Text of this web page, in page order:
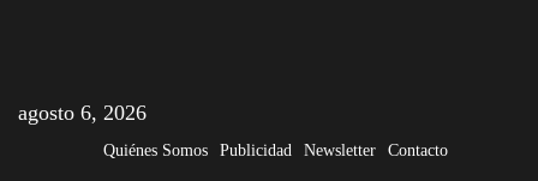
agosto 6, 2026
Quiénes Somos Publicidad Newsletter Contacto